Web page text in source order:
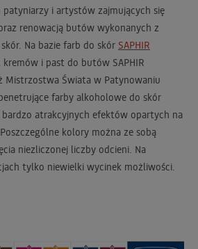
i artystów zajmujących się
renowacją butów wykonanych z
Na bazie farb do skór SAPHIR
kremów i past do butów SAPHIR
Mistrzostwa Świata w Patynowaniu
farby alkoholowe do skór
bardzo atrakcyjnych efektów opartych na
kolory można ze sobą
niezliczonej liczby odcieni. Na
tylko niewielki wycinek możliwości.